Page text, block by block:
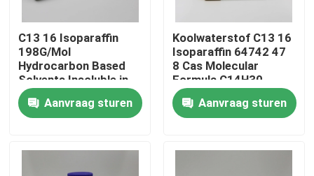
Huis
C13 16 Isoparaffin
198G/Mol
Hydrocarbon Based
Solvents Insoluble in
Water
Aanvraag sturen
Koolwaterstof C13 16
Isoparaffin 64742 47
8 Cas Molecular
Formula C14H30
Aanvraag sturen